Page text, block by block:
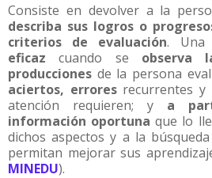
Consiste en devolver a la
describa sus logros o
criterios de evaluación. Una
eficaz cuando se observa
producciones de la persona
aciertos, erroresrecurrentes y
atención requieren; y a
información oportuna que lo
dichos aspectos y a la
permitan mejorar sus
MINEDU).